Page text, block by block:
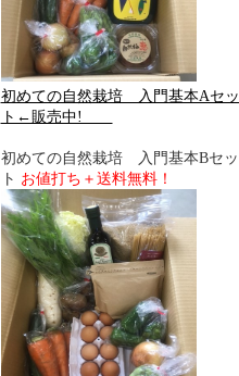
初めての自然栽培 入門基本Aセッ
ト←販売中!
初めての自然栽培 入門基本Bセッ
ト お値打ち＋送料無料！